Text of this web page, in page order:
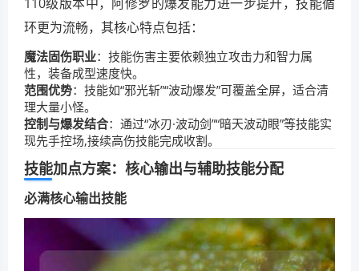
环更为流畅，其核心特点包括：
魔法固伤职业：技能伤害主要依赖独立攻击力和智力属
性，装备成型速度快。
范围优势：技能如“邪光斩”“波动爆发”可覆盖全屏，适合清
理大量小怪。
控制与爆发结合：通过“冰刃·波动剑”“暗天波动眼”等技能实
现先手控场,接续高伤技能完成收割。
技能加点方案：核心输出与辅助技能分配
必满核心输出技能